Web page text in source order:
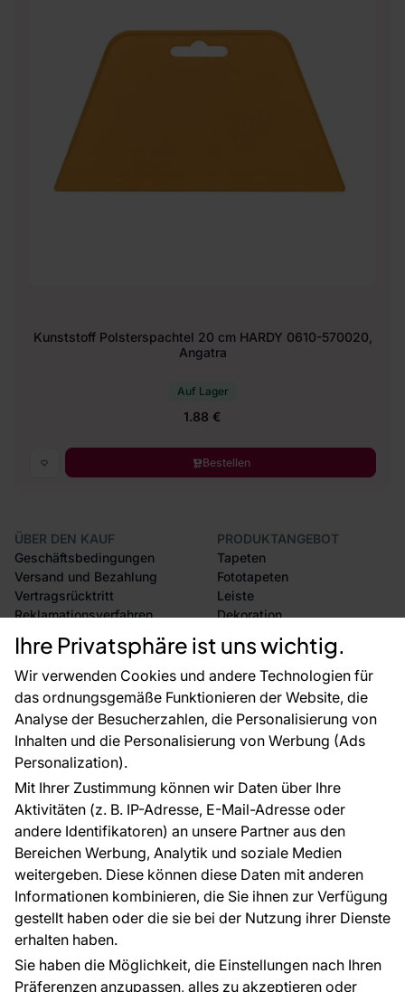
Ihre Privatsphäre ist uns wichtig.
Wir verwenden Cookies und andere Technologien für
das ordnungsgemäße Funktionieren der Website, die
Analyse der Besucherzahlen, die Personalisierung von
Inhalten und die Personalisierung von Werbung (Ads
Personalization).
Mit Ihrer Zustimmung können wir Daten über Ihre
Aktivitäten (z. B. IP-Adresse, E-Mail-Adresse oder
andere Identifikatoren) an unsere Partner aus den
Bereichen Werbung, Analytik und soziale Medien
weitergeben. Diese können diese Daten mit anderen
Informationen kombinieren, die Sie ihnen zur Verfügung
gestellt haben oder die sie bei der Nutzung ihrer Dienste
erhalten haben.
Sie haben die Möglichkeit, die Einstellungen nach Ihren
Präferenzen anzupassen, alles zu akzeptieren oder
Kunststoff Polsterspachtel 20 cm HARDY 0610-570020,
Angatra
Auf Lager
1.88 €
Bestellen
ÜBER DEN KAUF
Geschäftsbedingungen
Versand und Bezahlung
Vertragsrücktritt
Reklamationsverfahren
Rücksendung von Waren
CE-Zertifizierung
Großhandel
Raumvisualisierung
PRODUKTANGEBOT
Tapeten
Fototapeten
Leiste
Dekoration
Selbstklebende Folien
Zubehör
Tapetenmuster
FÜR SIE
Blog
EU-Projekte
Ratschläge und Tipps
FAQ
ÜBER DAS UNTERNEHMEN
Kontakt
Haben Sie Fragen? Wir helfen Ihnen gerne weiter
und beraten Sie persönlich.
+49 781 95633072